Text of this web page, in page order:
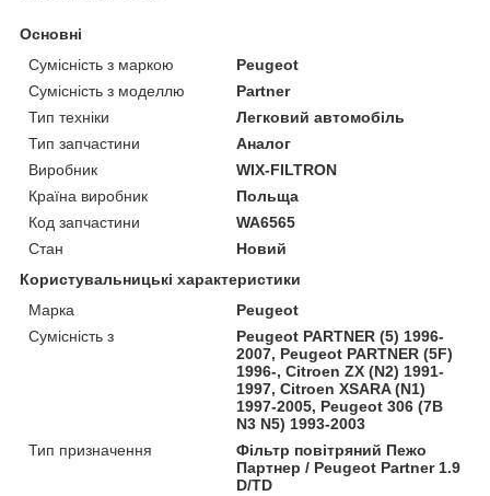
Основні
Сумісність з маркою
Peugeot
Сумісність з моделлю
Partner
Тип техніки
Легковий автомобіль
Тип запчастини
Аналог
Виробник
WIX-FILTRON
Країна виробник
Польща
Код запчастини
WA6565
Стан
Новий
Користувальницькі характеристики
Марка
Peugeot
Сумісність з
Peugeot PARTNER (5) 1996-
2007, Peugeot PARTNER (5F)
1996-, Citroen ZX (N2) 1991-
1997, Citroen XSARA (N1)
1997-2005, Peugeot 306 (7B
N3 N5) 1993-2003
Тип призначення
Фільтр повітряний Пежо
Партнер / Peugeot Partner 1.9
D/TD